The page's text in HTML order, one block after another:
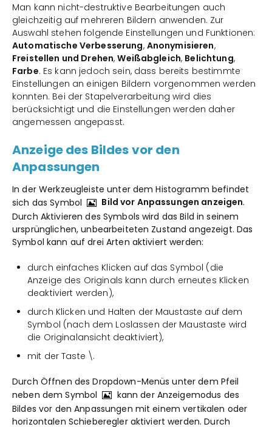
Man kann nicht-destruktive Bearbeitungen auch
gleichzeitig auf mehreren Bildern anwenden. Zur
Auswahl stehen folgende Einstellungen und Funktionen:
Automatische Verbesserung, Anonymisieren,
Freistellen und Drehen,Weißabgleich, Belichtung,
Farbe. Es kann jedoch sein, dass bereits bestimmte
Einstellungen an einigen Bildern vorgenommen werden
konnten. Bei der Stapelverarbeitung wird dies
berücksichtigt und die Einstellungen werden daher
angemessen angepasst.
Anzeige des Bildes vor den
Anpassungen
In der Werkzeugleiste unter dem Histogramm befindet
sich das Symbol
Bild vor Anpassungen anzeigen.
Durch Aktivieren des Symbols wird das Bild in seinem
ursprünglichen, unbearbeiteten Zustand angezeigt. Das
Symbol kann auf drei Arten aktiviert werden:
durch einfaches Klicken auf das Symbol (die
Anzeige des Originals kann durch erneutes Klicken
deaktiviert werden),
durch Klicken und Halten der Maustaste auf dem
Symbol (nach dem Loslassen der Maustaste wird
die Originalansicht deaktiviert),
mit der Taste \.
Durch Öffnen des Dropdown-Menüs unter dem Pfeil
neben dem Symbol
kann der Anzeigemodus des
Bildes vor den Anpassungen mit einem vertikalen oder
horizontalen Schieberegler aktiviert werden. Durch